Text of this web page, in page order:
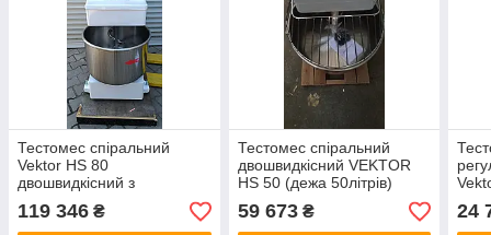
Тестомес спіральний
Vektor HS 80
двошвидкісний з
фіксованою дежею. (80
літрів)
119 346 ₴
Тестомес спіральний
двошвидкісний VEKTOR
HS 50 (дежа 50літрів)
59 673₴ 24